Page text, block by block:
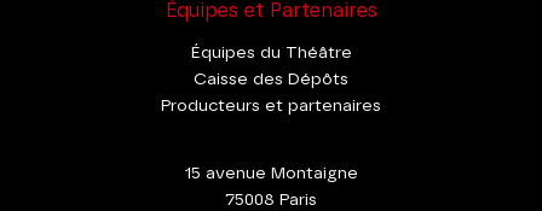
Équipes et Partenaires
Équipes du Théâtre
Caisse des Dépôts
Producteurs et partenaires
15 avenue Montaigne
75008 Paris